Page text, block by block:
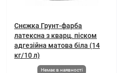
Снєжка Грунт-фарба
латексна з кварц. піском
адгезійна матова біла (14
кг/10 л)
Немає в наявності